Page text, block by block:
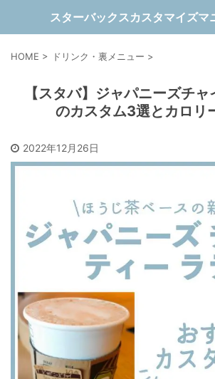
スターバックスカスタマイズマ
HOME > ドリンク・裏メニュー >
【スタバ】ジャパニーズチ
のカスタム3選とカロリ
2022年12月26日